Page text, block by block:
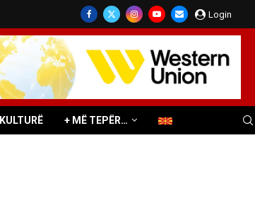
Login
KULTURË + MË TEPËR…